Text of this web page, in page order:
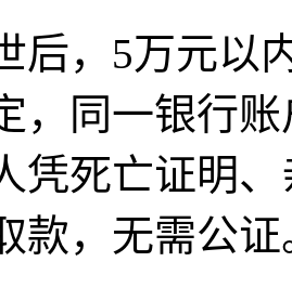
后，5万元以
，同一银行
凭死亡证明
款，无需公